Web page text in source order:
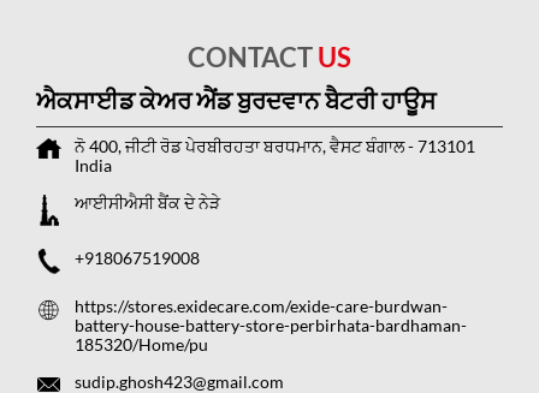
CONTACTUS
ਐਕਸਾਈਡ ਕੇਅਰ ਐਂਡ ਬੁਰਦਵਾਨ ਬੈਟਰੀ ਹਾਊਸ
ਨੋ 400, ਜੀਟੀ ਰੋਡਪੇਰਬੀਰਹਤਾਬਰਧਮਾਨ, ਵੈਸਟ ਬੰਗਾਲ-713101
India
ਆਈਸੀਐਸੀ ਬੈਂਕ ਦੇ ਨੇੜੇ
+918067519008
https://stores.exidecare.com/exide-care-burdwan-
battery-house-battery-store-perbirhata-bardhaman-
185320/Home/pu
sudip.ghosh423@gmail.com